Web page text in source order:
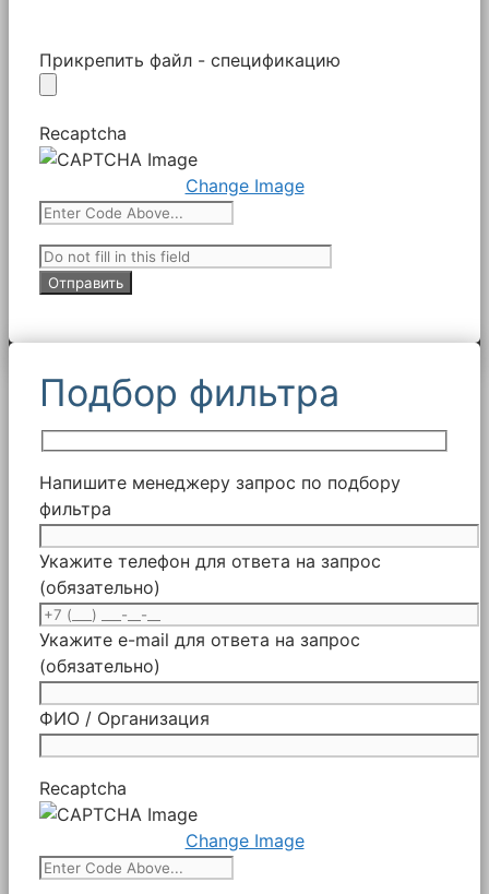
Прикрепить файл - спецификацию
Recaptcha
Change Image
Подбор фильтра
Напишите менеджеру запрос по подбору
фильтра
Укажите телефон для ответа на запрос
(обязательно)
Укажите e-mail для ответа на запрос
(обязательно)
ФИО / Организация
Recaptcha
Change Image